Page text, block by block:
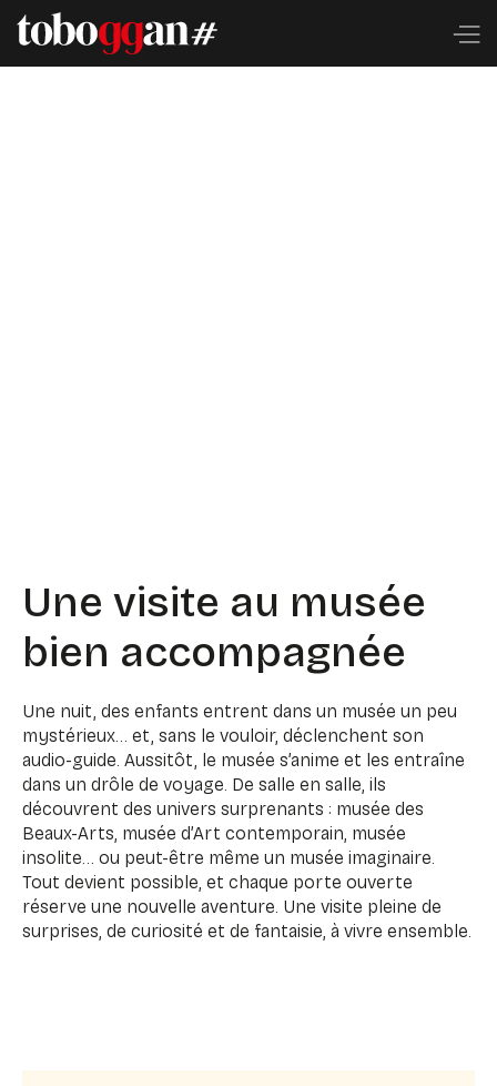
Une visite au musée
bien accompagnée
Une nuit, des enfants entrent dans un musée un peu
mystérieux… et, sans le vouloir, déclenchent son
audio-guide. Aussitôt, le musée s’anime et les entraîne
dans un drôle de voyage. De salle en salle, ils
découvrent des univers surprenants : musée des
Beaux-Arts, musée d’Art contemporain, musée
insolite… ou peut-être même un musée imaginaire.
Tout devient possible, et chaque porte ouverte
réserve une nouvelle aventure. Une visite pleine de
surprises, de curiosité et de fantaisie, à vivre ensemble.